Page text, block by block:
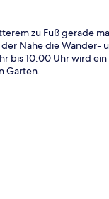
zu Fuß gerade
Nähe die Wander-
bis 10:00 Uhr wird
Garten.